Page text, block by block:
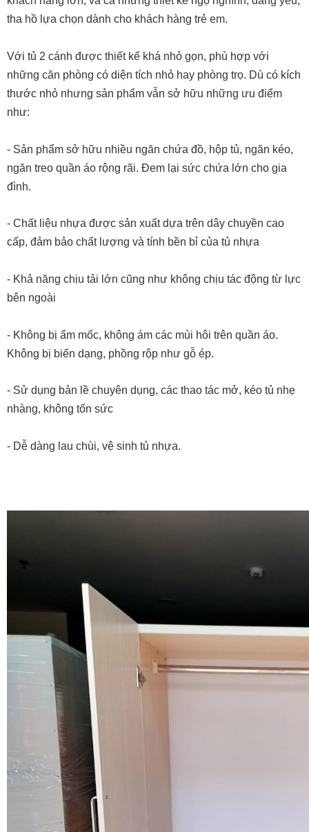
tha hồ lựa chọn dành cho khách hàng trẻ em.
Với tủ 2 cánh được thiết kế khá nhỏ gọn, phù hợp với
những căn phòng có diện tích nhỏ hay phòng trọ. Dù có kích
thước nhỏ nhưng sản phẩm vẫn sở hữu những ưu điểm
như:
- Sản phẩm sở hữu nhiều ngăn chứa đồ, hộp tủ, ngăn kéo,
ngăn treo quần áo rộng rãi. Đem lại sức chứa lớn cho gia
đình.
- Chất liệu nhựa được sản xuất dựa trên dây chuyền cao
cấp, đảm bảo chất lượng và tính bền bỉ của tủ nhựa
- Khả năng chịu tải lớn cũng như không chịu tác động từ lực
bên ngoài
- Không bị ẩm mốc, không ám các mùi hôi trên quần áo.
Không bị biến dạng, phồng rộp như gỗ ép.
- Sử dụng bản lề chuyên dụng, các thao tác mở, kéo tủ nhẹ
nhàng, không tốn sức
- Dễ dàng lau chùi, vệ sinh tủ nhựa.